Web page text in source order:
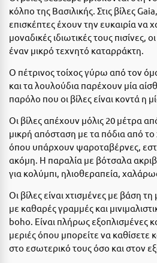
Μαρώνεια
Μεθώνη
Μεσολόγγι
Μεσσηνία
Μέτσοβο
Μήλος
Μονεμβασιά
Μουζάκι
Μπαλί Κρήτης
Μπάνσκο
κόλπο της Βασιλικής. Στις βίλες
επισκέπτες έχουν την ευκαιρία να
μοναδικές ιδιωτικές τους πισίνες,
έναν μικρό τεχνητό καταρράκτη.
Ο πέτρινος τοίχος γύρω από τον
και τα λουλούδια παρέχουν μία
παρόλο που οι βίλες είναι κοντά η
Οι βίλες απέχουν μόλις 20 μέτρα
μικρή απόσταση με τα πόδια από το
όπου υπάρχουν ψαροταβέρνες,
ακόμη. Η παραλία με βότσαλα
για κολύμπι, ηλιοθεραπεία,
Οι βίλες είναι χτισμένες με βάση
με καθαρές γραμμές και
boho. Είναι πλήρως εξοπλισμένες
μεριές όπου μπορείτε να καθίσετε
στο εσωτερικό τους όσο και στον